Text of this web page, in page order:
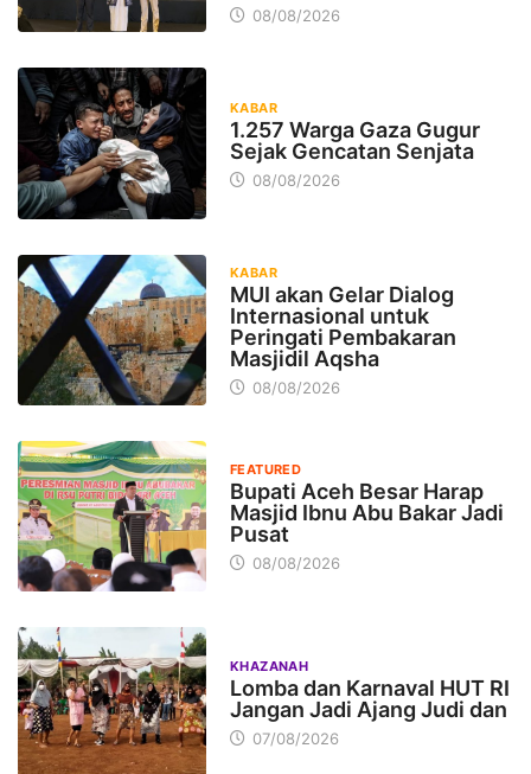
08/08/2026
KABAR
1.257 Warga Gaza Gugur
Sejak Gencatan Senjata
08/08/2026
KABAR
MUI akan Gelar Dialog
Internasional untuk
Peringati Pembakaran
Masjidil Aqsha
08/08/2026
FEATURED
Bupati Aceh Besar Harap
Masjid Ibnu Abu Bakar Jadi
Pusat
08/08/2026
KHAZANAH
Lomba dan Karnaval HUT RI
Jangan Jadi Ajang Judi dan
07/08/2026